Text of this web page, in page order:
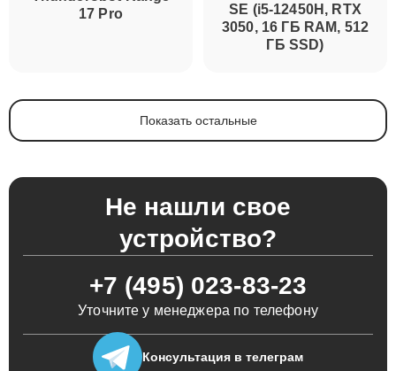
Thunderobot Range
Thunderobot 911 Plus
SE (i5-12450H, RTX
3050, 16 ГБ RAM, 512
Показать остальные
Не нашли свое
устройство?
+7 (495) 023-83-23